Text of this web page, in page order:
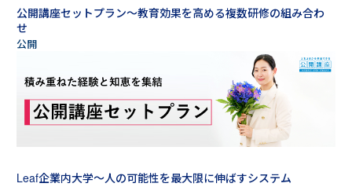
公開講座セットプラン～教育効果を高める複数研修の組み合わ
せ
Leaf企業内大学～人の可能性を最大限に伸ばすシステム